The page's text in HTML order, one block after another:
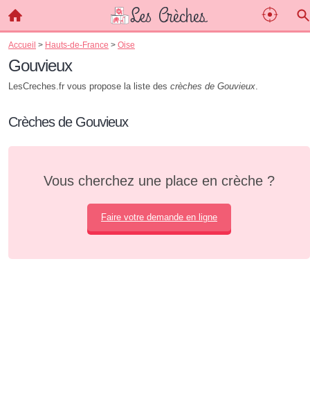
Accueil > Hauts-de-France > Oise
Gouvieux
LesCreches.fr vous propose la liste des crèches de Gouvieux.
Crèches de Gouvieux
Vous cherchez une place en crèche ?
Faire votre demande en ligne